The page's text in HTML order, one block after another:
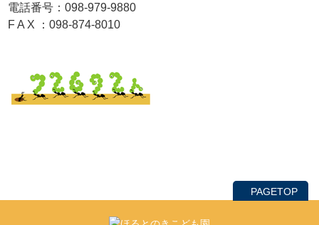
電話番号：098-979-9880
F A X ：098-874-8010
PAGETOP